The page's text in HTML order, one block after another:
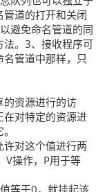
道的打开和关闭
避免命名管道的同
法。3、接收程序可
管道中那样，只
的资源进行的访
在对特定的资源进
许对这个值进行两
V操作，P用于等